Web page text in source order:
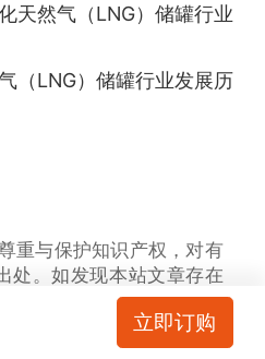
天然气（LNG）储罐行业
（LNG）储罐行业发展历
重与保护知识产权，对有
处。如发现本站文章存在
，烦请联系我们，我们将
理。联系方式：
69365838。
立即订购